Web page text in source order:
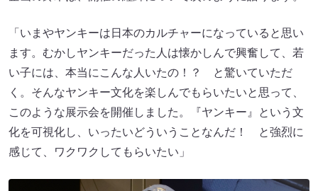
「いまやヤンキーは日本のカルチャーになっていると思い
ます。むかしヤンキーだった人は懐かしんで興奮して、若
い子には、本当にこんな人いたの！？ と驚いていただ
く。そんなヤンキー文化を楽しんでもらいたいと思って、
このような展示会を開催しました。『ヤンキー』という文
化を可視化し、いったいどういうことなんだ！ と強烈に
感じて、ワクワクしてもらいたい」